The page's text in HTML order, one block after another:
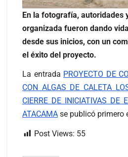
En la fotografía, autoridades
organizada fueron dando
desde sus inicios, con un
el éxito del proyecto.
La entrada PROYECTO DE
CON ALGAS DE CALETA
CIERRE DE INICIATIVAS DE
ATACAMA se publicó primero
Post Views: 55